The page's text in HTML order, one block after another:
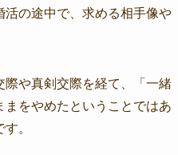
の途中で、求める相手像や
や真剣交際を経て、「一緒
をやめたということではあ
。